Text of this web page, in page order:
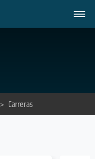
> Carreras